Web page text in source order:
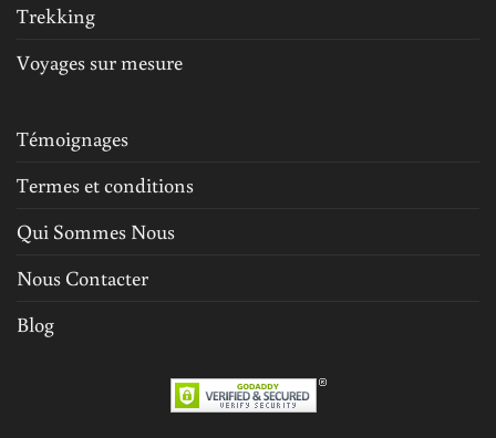
Trekking
Voyages sur mesure
Témoignages
Termes et conditions
Qui Sommes Nous
Nous Contacter
Blog